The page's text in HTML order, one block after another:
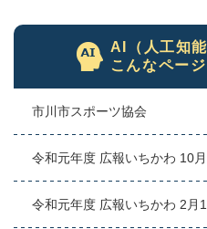
AI（人工知
こんなペー
市川市スポーツ協会
令和元年度 広報いちかわ 10
令和元年度 広報いちかわ 2月